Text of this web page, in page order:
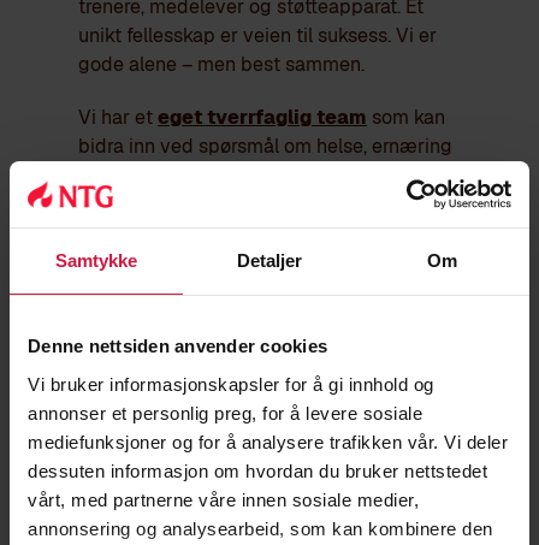
Samtykke Detaljer Om
Denne nettsiden anvender cookies
Vi bruker informasjonskapsler for å gi innhold og
annonser et personlig preg, for å levere sosiale
mediefunksjoner og for å analysere trafikken vår. Vi deler
dessuten informasjon om hvordan du bruker nettstedet
vårt, med partnerne våre innen sosiale medier,
annonsering og analysearbeid, som kan kombinere den
trenere, medelever og støtteapparat. Et
unikt fellesskap er veien til suksess. Vi er
gode alene – men best sammen.
Vi har eteget tverrfaglig team som kan
bidra inn ved spørsmål om helse, ernæring
kostholdsveileder, sosiallærer og
miljøarbeider/hybelhusleder.
Kunnskapsdeling:Erfaring og kunnskap
mellom alle våre 14 skoler, og med klubber,
forbund og Olympiatoppen.
Ikke-kommersiell drift:Skolene drives